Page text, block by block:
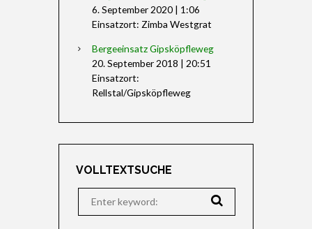
6. September 2020| 1:06
Einsatzort: Zimba Westgrat
Bergeeinsatz Gipsköpfleweg
20. September 2018 | 20:51
Einsatzort:
Rellstal/Gipsköpfleweg
VOLLTEXTSUCHE